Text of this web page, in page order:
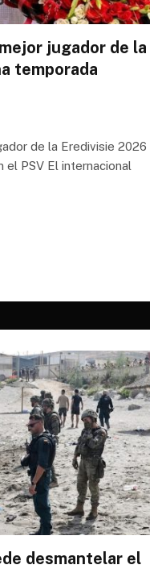
jugador de la
temporada
de la Eredivisie 2026
el PSV El internacional
desmantelar el